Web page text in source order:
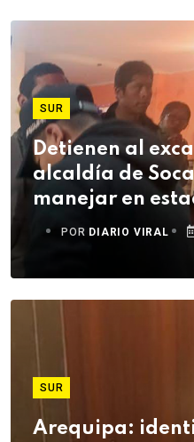
SUR
Detienen al
alcaldía de
manejar en
POR DIARIO VIRAL
SUR
Arequipa: